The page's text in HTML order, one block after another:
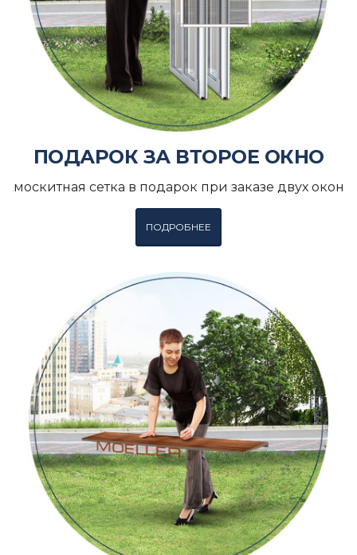
ПОДАРОК ЗА ВТОРОЕ ОКНО
москитная сетка в подарок при заказе двух окон
ПОДРОБНЕЕ